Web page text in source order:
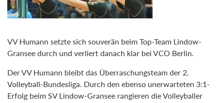
VV Humann setzte sich souverän beim Top-Team Lindow-
Gransee durch und verliert danach klar bei VCO Berlin.
Der VV Humann bleibt das Überraschungsteam der 2.
Volleyball-Bundesliga. Durch den ebenso unerwarteten 3:1-
Erfolg beim SV Lindow-Gransee rangieren die Volleyballer